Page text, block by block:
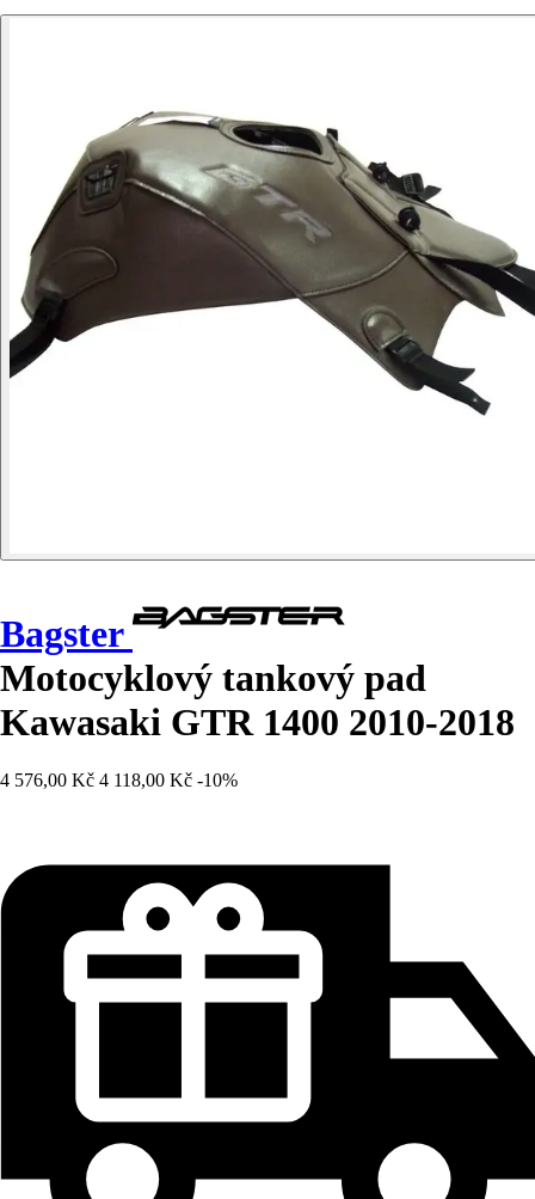
Bagster
Motocyklový tankový pad
Kawasaki GTR 1400 2010-2018
4 576,00 Kč 4 118,00 Kč -10%